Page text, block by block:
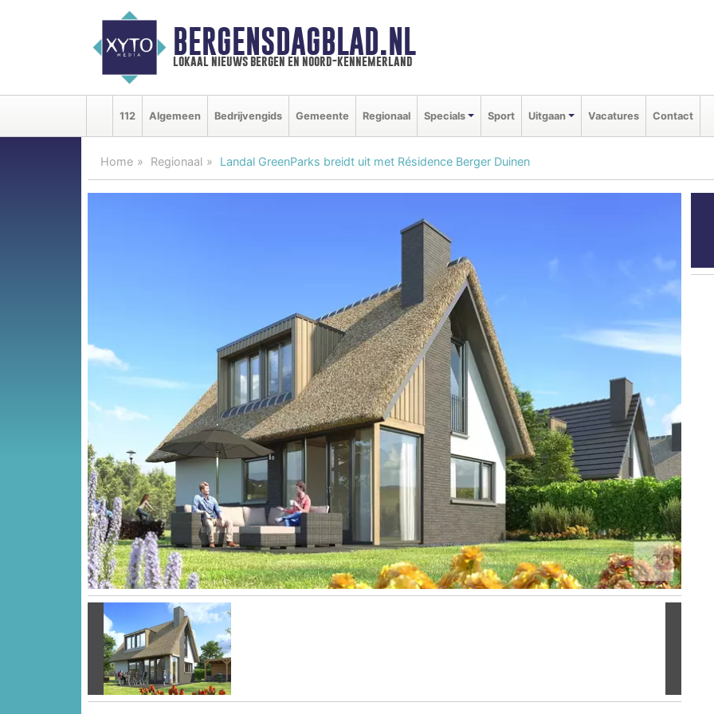
BERGENSDAGBLAD.NL
lokaal nieuws bergen en noord-kennemerland
112 Algemeen Bedrijvengids Gemeente Regionaal Specials Sport Uitgaan Vacatures Contact
Home Regionaal Landal GreenParks breidt uit met Résidence Berger Duinen
Vorige